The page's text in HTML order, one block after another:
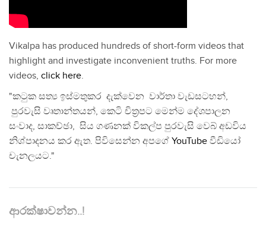
Vikalpa has produced hundreds of short-form videos that
highlight and investigate inconvenient truths. For more
videos, click here.
"කටුක සත්‍ය ඉස්මතුකර දැක්වෙන වාර්තා වැඩසටහන්,
පුරවැසි වෘතාන්තයන්, කෙටි චිත්‍රපට මෙන්ම දේශපාලන
සංවාද, සාකච්ඡා, සිය ගණනක් විකල්ප පුරවැසි වෙබ් අඩවිය
නිශ්පාදනය කර ඇත. පිවිසෙන්න අපගේ YouTube වීඩියෝ
චැනලයට."
ආරක්ෂාවන්න..!